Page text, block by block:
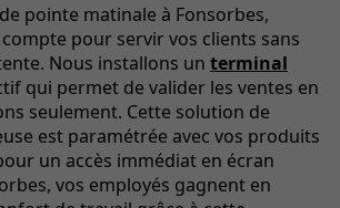
pointe matinale à Fonsorbes,
pour servir vos clients sans
Nous installons un terminal
qui permet de valider les ventes en
seulement. Cette solution de
est paramétrée avec vos produits
un accès immédiat en écran
vos employés gagnent en